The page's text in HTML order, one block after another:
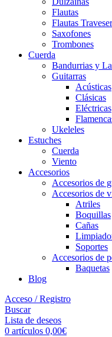
Flautas
Flautas
Saxofones
Trombones
Cuerda
Bandurrias y
Guitarras
Acústicas
Clásicas
Eléctricas
Ukeleles
Estuches
Cuerda
Viento
Accesorios
Accesorios de
Accesorios de
Atriles
Boquillas
Cañas
Soportes
Accesorios de
Baquetas
Blog
Acceso / Registro
Buscar
Lista de deseos
0 artículos 0,00€